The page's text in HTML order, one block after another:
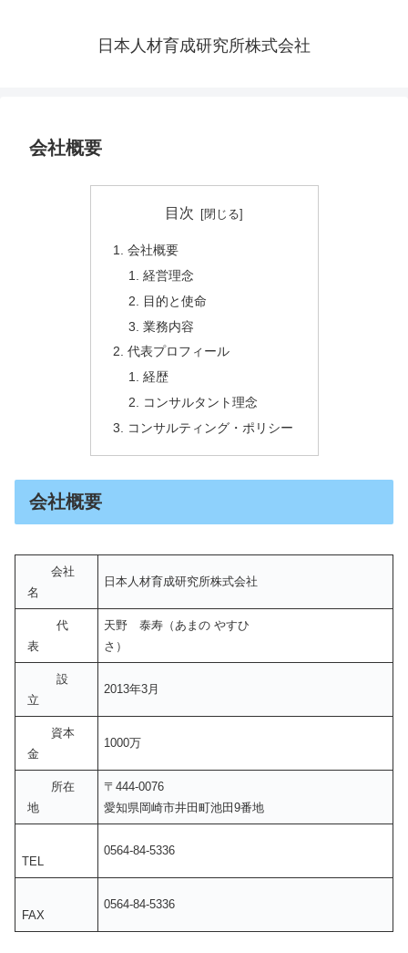
日本人材育成研究所株式会社
会社概要
目次
会社概要
経営理念
目的と使命
業務内容
代表プロフィール
経歴
コンサルタント理念
コンサルティング・ポリシー
会社概要
会社
名
日本人材育成研究所株式会社
代
表
天野 泰寿（あまの やすひ
さ）
設
立
2013年3月
資本
金
1000万
所在
地
〒444-0076
愛知県岡崎市井田町池田9番地
TEL
0564-84-5336
FAX
0564-84-5336